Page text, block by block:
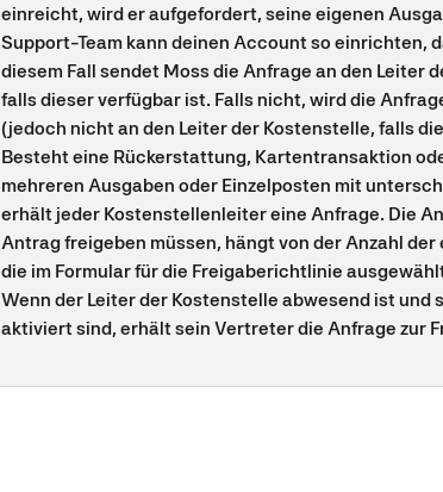
einreicht, wird er aufgefordert, seine eigenen
Support-Team kann deinen Account so einrichten,
diesem Fall sendet Moss die Anfrage an den Leiter
falls dieser verfügbar ist. Falls nicht, wird die
(jedoch nicht an den Leiter der Kostenstelle, falls
Besteht eine Rückerstattung, Kartentransaktion
mehreren Ausgaben oder Einzelposten mit
erhält jeder Kostenstellenleiter eine Anfrage. Die
Antrag freigeben müssen, hängt von der Anzahl
die im Formular für die Freigaberichtlinie
Wenn der Leiter der Kostenstelle abwesend ist
aktiviert sind, erhält sein Vertreter die Anfrage zur